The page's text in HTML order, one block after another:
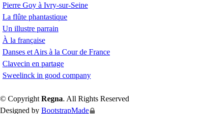
Pierre Goy à Ivry-sur-Seine
La flûte phantastique
Un illustre parrain
À la française
Danses et Airs à la Cour de France
Clavecin en partage
Sweelinck in good company
© Copyright Regna. All Rights Reserved
Designed by BootstrapMade